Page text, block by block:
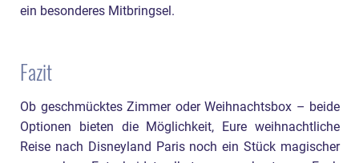
ein besonderes Mitbringsel.
Fazit
Ob geschmücktes Zimmer oder Weihnachtsbox – beide
Optionen bieten die Möglichkeit, Eure weihnachtliche
Reise nach Disneyland Paris noch ein Stück magischer